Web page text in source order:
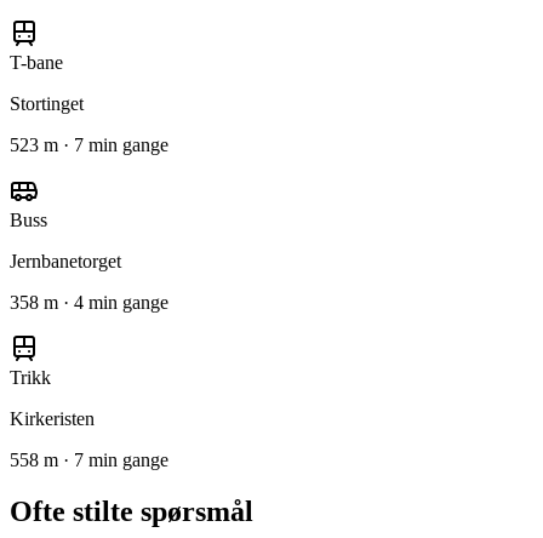
T-bane
Stortinget
523 m · 7 min gange
Buss
Jernbanetorget
358 m · 4 min gange
Trikk
Kirkeristen
558 m · 7 min gange
Ofte stilte spørsmål